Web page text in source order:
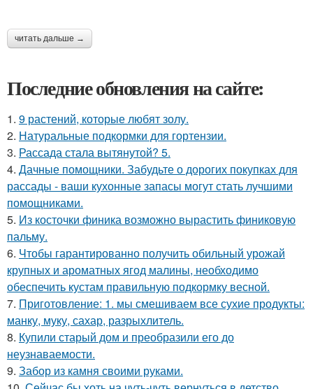
читать дальше →
Последние обновления на сайте:
1. 9 растений, которые любят золу.
2. Натуральные подкормки для гортензии.
3. Рассада стала вытянутой? 5.
4. Дачные помощники. Забудьте о дорогих покупках для
рассады - ваши кухонные запасы могут стать лучшими
помощниками.
5. Из косточки финика возможно вырастить финиковую
пальму.
6. Чтобы гарантированно получить обильный урожай
крупных и ароматных ягод малины, необходимо
обеспечить кустам правильную подкормку весной.
7. Приготовление: 1. мы смешиваем все сухие продукты:
манку, муку, сахар, разрыхлитель.
8. Купили старый дом и преобразили его до
неузнаваемости.
9. Забор из камня своими руками.